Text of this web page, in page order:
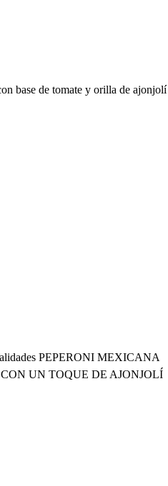
base de tomate y orilla de ajonjolí
PEPERONI MEXICANA
UN TOQUE DE AJONJOLÍ